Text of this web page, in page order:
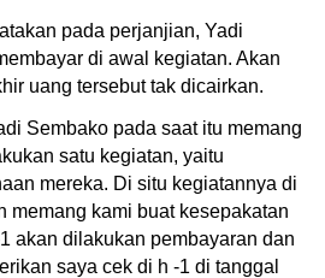
pada perjanjian, Yadi
di awal kegiatan. Akan
uang tersebut tak dicairkan.
Sembako pada saat itu memang
satu kegiatan, yaitu
mereka. Di situ kegiatannya di
memang kami buat kesepakatan
akan dilakukan pembayaran dan
saya cek di h -1 di tanggal